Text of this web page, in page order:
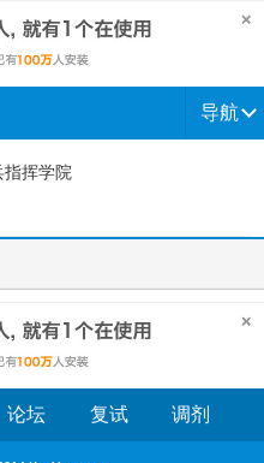
导航
论坛 复试 调剂